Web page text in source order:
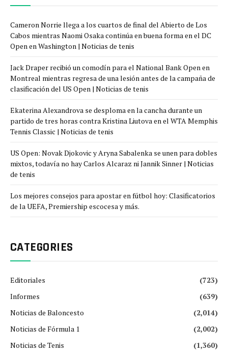
Cameron Norrie llega a los cuartos de final del Abierto de Los
Cabos mientras Naomi Osaka continúa en buena forma en el DC
Open en Washington | Noticias de tenis
Jack Draper recibió un comodín para el National Bank Open en
Montreal mientras regresa de una lesión antes de la campaña de
clasificación del US Open | Noticias de tenis
Ekaterina Alexandrova se desploma en la cancha durante un
partido de tres horas contra Kristina Liutova en el WTA Memphis
Tennis Classic | Noticias de tenis
US Open: Novak Djokovic y Aryna Sabalenka se unen para dobles
mixtos, todavía no hay Carlos Alcaraz ni Jannik Sinner | Noticias
de tenis
Los mejores consejos para apostar en fútbol hoy: Clasificatorios
de la UEFA, Premiership escocesa y más.
CATEGORIES
Editoriales
(723)
Informes
(639)
Noticias de Baloncesto
(2,014)
Noticias de Fórmula 1
(2,002)
Noticias de Tenis
(1,360)